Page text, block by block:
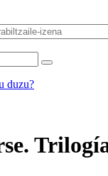
duzu?